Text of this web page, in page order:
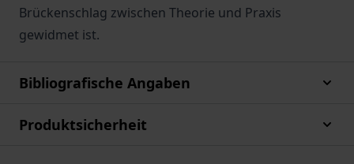
Brückenschlag zwischen Theorie und Praxis
gewidmet ist.
Bibliografische Angaben
Produktsicherheit